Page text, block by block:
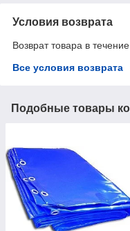
Условия возврата
Возврат товара в
Все условия возврата
Подобные товары